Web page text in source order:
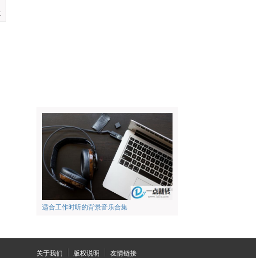
适合工作时听的背景音乐合集
关于我们 版权说明 友情链接